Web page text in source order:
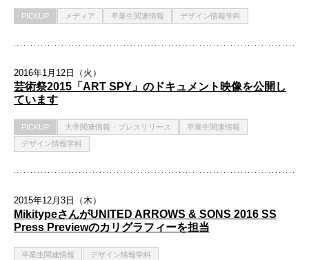
PICKUP メディア 卒業生関連情報 デザイン情報学科
2016年1月12日（火）
芸術祭2015「ART SPY」のドキュメント映像を公開し
ています
PICKUP 大学関連情報・プレスリリース
卒業生関連情報
デザイン情報学科
2015年12月3日（木）
MikitypeさんがUNITED ARROWS & SONS 2016 SS
Press Previewのカリグラフィーを担当
卒業生関連情報 デザイン情報学科